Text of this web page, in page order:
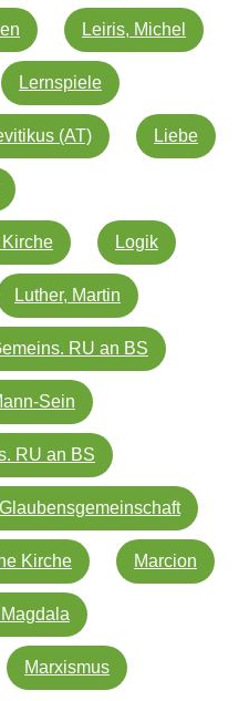
Leiris, Michel
Lernspiele
(AT) Liebe
Logik
Luther, Martin
RU an BS
Sein
RU an BS
Kirche Marcion
Marxismus